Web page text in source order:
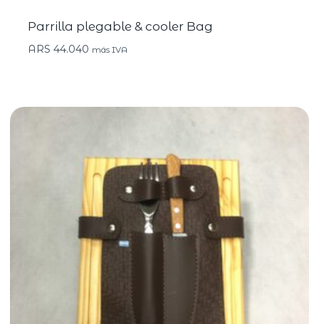
Parrilla plegable & cooler Bag
ARS 44.040 más IVA